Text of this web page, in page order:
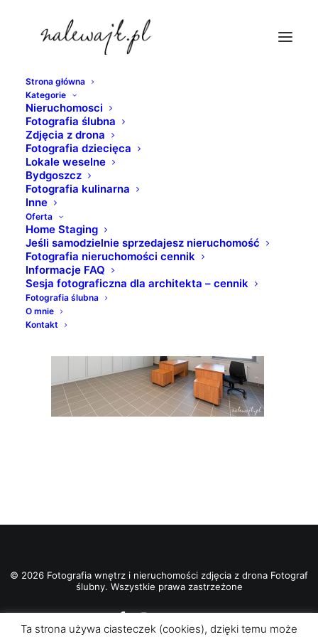
Strona główna
Kategorie
Nieruchomosci
Fotografia ślubna
Zdjęcia z drona
Fotografia dziecięca
Lokale weselne
Bydgoszcz
Fotografia kulinarna
Inne
Oferta
Home Staging
Jeśli samodzielnie sprzedajesz nieruchomość
Fotografia nieruchomości cennik
Informacje FAQ
Sesja fotograficzna dla architekta – cennik
Fotografia ślubna
O mnie
Kontakt
Strona Główna
Zaplecze techniczne do obsługi pojazdów szynowych
oraz hala postojowa
© 2026 Fotografia wnętrz i nieruchomości zdjęcia z drona Fotograf
ślubny. Wszystkie prawa zastrzeżone
Ta strona używa ciasteczek (cookies), dzięki temu może